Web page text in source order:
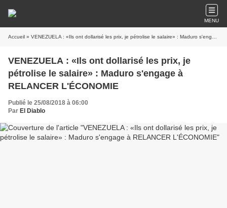
MENU
Accueil » VENEZUELA : «Ils ont dollarisé les prix, je pétrolise le salaire» : Maduro s'engage à RELANCER L'ÉCONOMIE
VENEZUELA : «Ils ont dollarisé les prix, je
pétrolise le salaire» : Maduro s'engage à
RELANCER L'ÉCONOMIE
Publié le 25/08/2018 à 06:00
Par El Diablo